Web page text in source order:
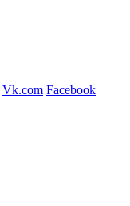
Vk.com Facebook